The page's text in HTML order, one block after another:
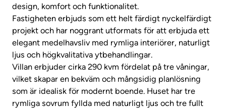
design, komfort och funktionalitet.
Fastigheten erbjuds som ett helt färdigt nyckelfärdigt
projekt och har noggrant utformats för att erbjuda ett
elegant medelhavsliv med rymliga interiörer, naturligt
ljus och högkvalitativa ytbehandlingar.
Villan erbjuder cirka 290 kvm fördelat på tre våningar,
vilket skapar en bekväm och mångsidig planlösning
som är idealisk för modernt boende. Huset har tre
rymliga sovrum fyllda med naturligt ljus och tre fullt